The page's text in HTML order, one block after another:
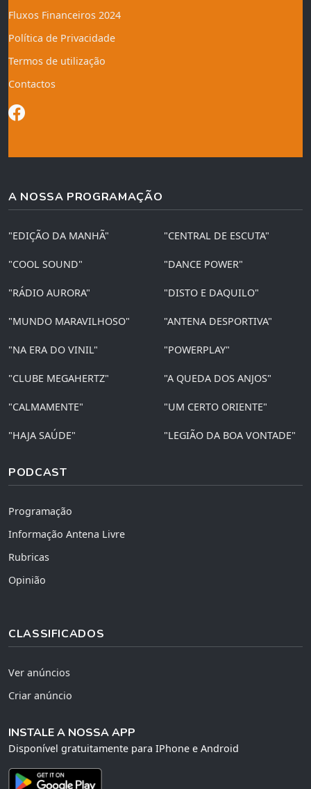
Fluxos Financeiros 2024
Política de Privacidade
Termos de utilização
Contactos
A NOSSA PROGRAMAÇÃO
"EDIÇÃO DA MANHÃ" "CENTRAL DE ESCUTA"
"COOL SOUND" "DANCE POWER"
"RÁDIO AURORA" "DISTO E DAQUILO"
"MUNDO MARAVILHOSO" "ANTENA DESPORTIVA"
"NA ERA DO VINIL" "POWERPLAY"
"CLUBE MEGAHERTZ" "A QUEDA DOS ANJOS"
"CALMAMENTE" "UM CERTO ORIENTE"
"HAJA SAÚDE" "LEGIÃO DA BOA VONTADE"
PODCAST
Programação
Informação Antena Livre
Rubricas
Opinião
CLASSIFICADOS
Ver anúncios
Criar anúncio
INSTALE A NOSSA APP
Disponível gratuitamente para IPhone e Android